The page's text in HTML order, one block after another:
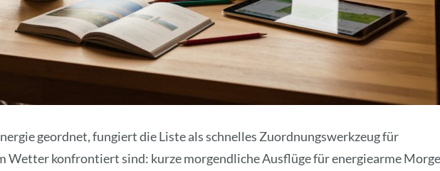
geordnet, fungiert die Liste als schnelles Zuordnungswerkzeug für
Wetter konfrontiert sind: kurze morgendliche Ausflüge für energiearme